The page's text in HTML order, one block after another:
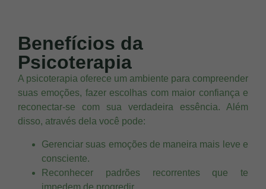
Benefícios da
Psicoterapia
A psicoterapia oferece um ambiente para compreender
suas emoções, fazer escolhas com maior confiança e
reconectar-se com sua verdadeira essência. Além
disso, através dela você pode:
Gerenciar suas emoções de maneira mais leve e
consciente.
Reconhecer padrões recorrentes que te
impedem de progredir.